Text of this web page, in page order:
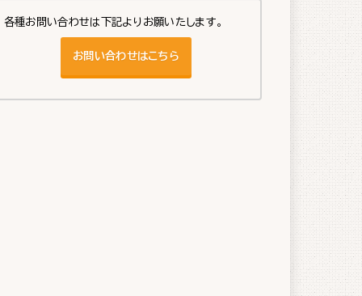
各種お問い合わせは下記よりお願いたします。
お問い合わせはこちら